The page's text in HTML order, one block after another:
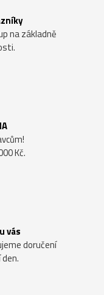
na základně
Kč.
vás
doručení